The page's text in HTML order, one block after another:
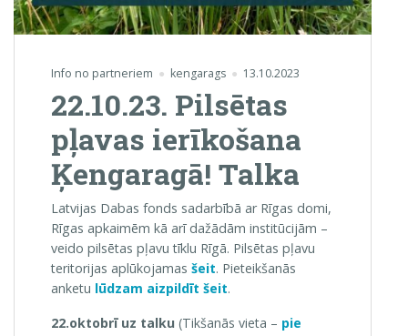
Info no partneriem kengarags 13.10.2023
22.10.23. Pilsētas
pļavas ierīkošana
Ķengaragā! Talka
Latvijas Dabas fonds sadarbībā ar Rīgas domi,
Rīgas apkaimēm kā arī dažādām institūcijām –
veido pilsētas pļavu tīklu Rīgā. Pilsētas pļavu
teritorijas aplūkojamas šeit. Pieteikšanās
anketu lūdzam aizpildīt šeit.
22.oktobrī uz talku (Tikšanās vieta – pie